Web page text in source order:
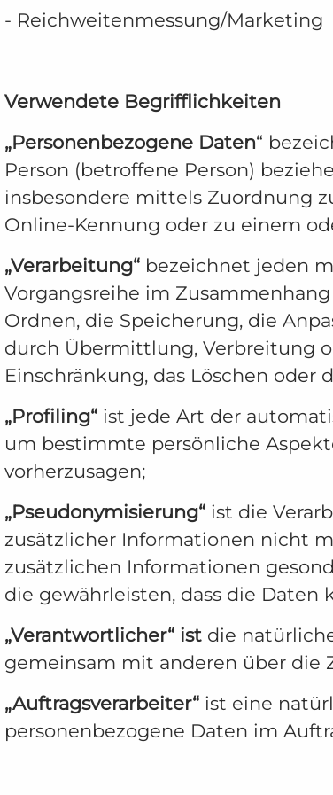
- Reichweitenmessung/Marketing
Verwendete Begrifflichkeiten
„Personenbezogene Daten“
Person (betroffene Person)
insbesondere mittels Zuordnung
Online-Kennung oder zu einem
„Verarbeitung“ bezeichnet jeden
Vorgangsreihe im
Ordnen, die Speicherung, die
durch Übermittlung, Verbreitung
Einschränkung, das Löschen oder
„Profiling“ ist jede Art der
um bestimmte persönliche
vorherzusagen;
„Pseudonymisierung“ ist die
zusätzlicher Informationen nicht
zusätzlichen Informationen
die gewährleisten, dass die
„Verantwortlicher“ ist die
gemeinsam mit anderen über die
„Auftragsverarbeiter“ ist eine
personenbezogene Daten im